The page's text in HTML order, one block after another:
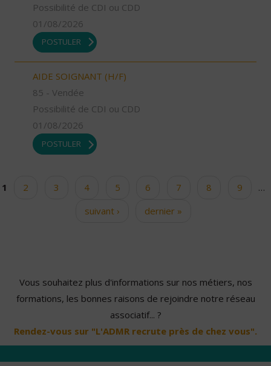
Possibilité de CDI ou CDD
01/08/2026
POSTULER
AIDE SOIGNANT (H/F)
85 - Vendée
Possibilité de CDI ou CDD
01/08/2026
POSTULER
Pages
1 2 3 4 5 6 7 8 9
…
suivant ›
dernier »
Vous souhaitez plus d'informations sur nos métiers, nos
formations, les bonnes raisons de rejoindre notre réseau
associatif... ?
Rendez-vous sur "L'ADMR recrute près de chez vous".